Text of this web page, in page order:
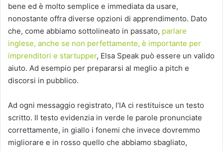
bene ed è molto semplice e immediata da usare,
nonostante offra diverse opzioni di apprendimento. Dato
che, come abbiamo sottolineato in passato, parlare
inglese, anche se non perfettamente, è importante per
imprenditori e startupper, Elsa Speak può essere un valido
aiuto. Ad esempio per prepararsi al meglio a pitch e
discorsi in pubblico.
Ad ogni messaggio registrato, l’IA ci restituisce un testo
scritto. Il testo evidenzia in verde le parole pronunciate
correttamente, in giallo i fonemi che invece dovremmo
migliorare e in rosso quello che abbiamo sbagliato,